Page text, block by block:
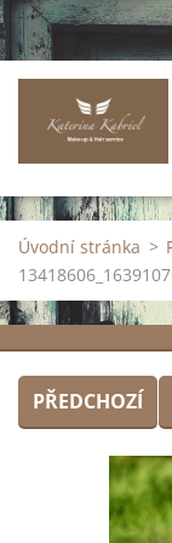
Úvodní stránka >
PŘEDCHOZÍ